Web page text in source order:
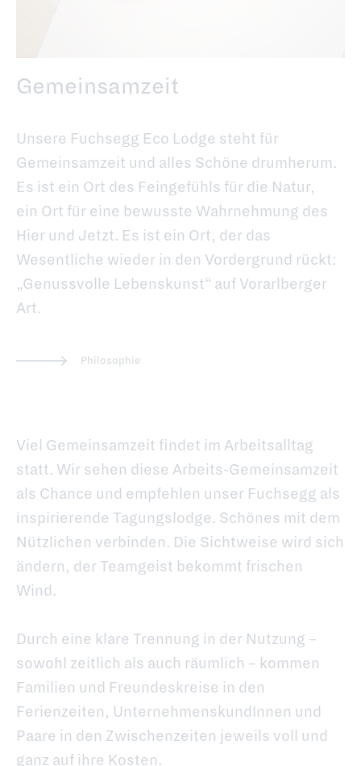
Gemeinsamzeit
Unsere Fuchsegg Eco Lodge steht für
Gemeinsamzeit und alles Schöne drumherum.
Es ist ein Ort des Feingefühls für die Natur,
ein Ort für eine bewusste Wahrnehmung des
Hier und Jetzt. Es ist ein Ort, der das
Wesentliche wieder in den Vordergrund rückt:
„Genussvolle Lebenskunst“ auf Vorarlberger
Art.
Philosophie
Viel Gemeinsamzeit findet im Arbeitsalltag
statt. Wir sehen diese Arbeits-Gemeinsamzeit
als Chance und empfehlen unser Fuchsegg als
inspirierende Tagungslodge. Schönes mit dem
Nützlichen verbinden. Die Sichtweise wird sich
ändern, der Teamgeist bekommt frischen
Wind.
Durch eine klare Trennung in der Nutzung –
sowohl zeitlich als auch räumlich – kommen
Familien und Freundeskreise in den
Ferienzeiten, UnternehmenskundInnen und
Paare in den Zwischenzeiten jeweils voll und
ganz auf ihre Kosten.